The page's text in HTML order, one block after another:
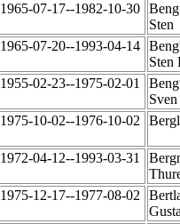
1965-07-17--1982-10-30
Sten
1965-07-20--1993-04-14
Sten
1955-02-23--1975-02-01
Sven
1975-10-02--1976-10-02
1972-04-12--1993-03-31
1975-12-17--1977-08-02